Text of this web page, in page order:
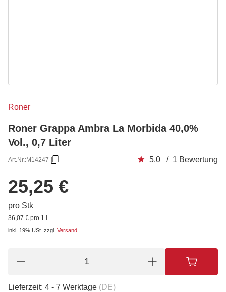
Roner
Roner Grappa Ambra La Morbida 40,0%
Vol., 0,7 Liter
Art.Nr.:M14247 5.0 / 1 Bewertung
25,25 €
pro Stk
36,07 € pro 1 l
inkl. 19% USt. zzgl. Versand
Lieferzeit: 4 - 7 Werktage (DE)